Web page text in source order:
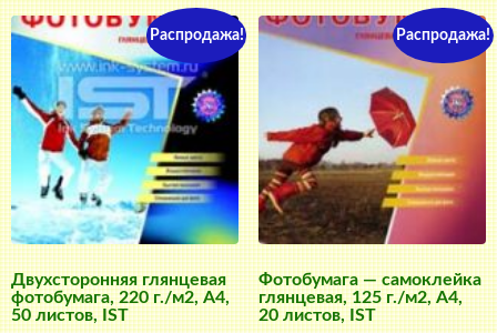
Распродажа!
Двухсторонняя глянцевая
фотобумага, 220 г./м2, A4,
50 листов, IST
Распродажа!
Фотобумага — самоклейка
глянцевая, 125 г./м2, A4,
20 листов, IST